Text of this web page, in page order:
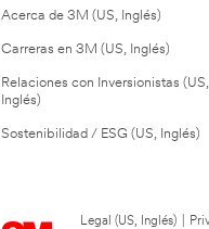
Acerca de 3M (US, Inglés)
Carreras en 3M (US, Inglés)
Relaciones con Inversionistas (US,
Inglés)
Sostenibilidad / ESG (US, Inglés)
Legal (US, Inglés)